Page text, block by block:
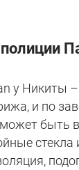
у Никиты
и по
быть
стекла